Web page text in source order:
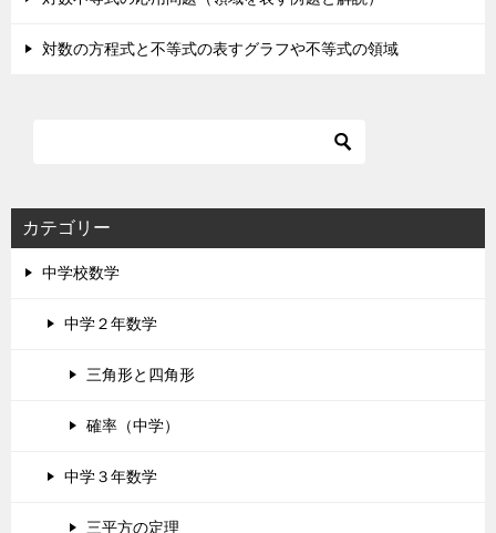
対数の方程式と不等式の表すグラフや不等式の領域
カテゴリー
中学校数学
中学２年数学
三角形と四角形
確率（中学）
中学３年数学
三平方の定理